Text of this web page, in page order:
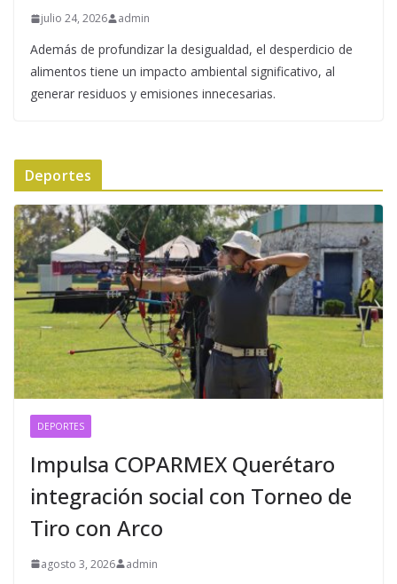
julio 24, 2026 admin
Además de profundizar la desigualdad, el desperdicio de
alimentos tiene un impacto ambiental significativo, al
generar residuos y emisiones innecesarias.
Deportes
DEPORTES
Impulsa COPARMEX Querétaro
integración social con Torneo de
Tiro con Arco
agosto 3, 2026 admin